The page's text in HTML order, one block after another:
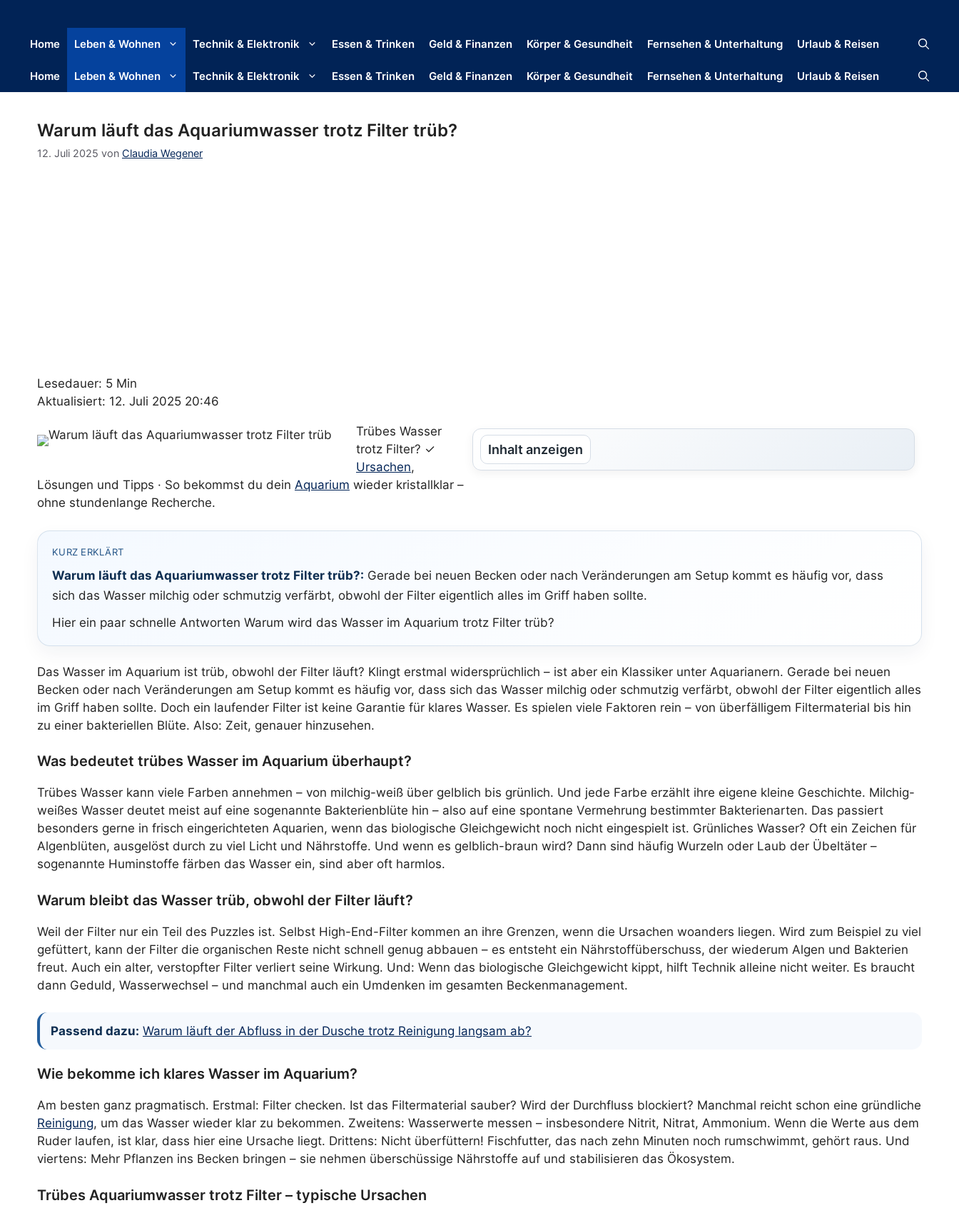
Home Leben & Wohnen Technik & Elektronik Essen & Trinken Geld & Finanzen Körper & Gesundheit Fernsehen & Unterhaltung Urlaub & Reisen
Home Leben & Wohnen Technik & Elektronik Essen & Trinken Geld & Finanzen Körper & Gesundheit Fernsehen & Unterhaltung Urlaub & Reisen
Warum läuft das Aquariumwasser trotz Filter trüb?
12. Juli 2025 von Claudia Wegener
Lesedauer: 5 Min
Aktualisiert: 12. Juli 2025 20:46
Inhalt anzeigen
Trübes Wasser
trotz Filter? ✓
Ursachen,
Lösungen und Tipps · So bekommst du dein Aquarium wieder kristallklar –
ohne stundenlange Recherche.
KURZ ERKLÄRT
Warum läuft das Aquariumwasser trotz Filter trüb?: Gerade bei neuen Becken oder nach Veränderungen am Setup kommt es häufig vor, dass
sich das Wasser milchig oder schmutzig verfärbt, obwohl der Filter eigentlich alles im Griff haben sollte.
Hier ein paar schnelle Antworten Warum wird das Wasser im Aquarium trotz Filter trüb?
Das Wasser im Aquarium ist trüb, obwohl der Filter läuft? Klingt erstmal widersprüchlich – ist aber ein Klassiker unter Aquarianern. Gerade bei neuen
Becken oder nach Veränderungen am Setup kommt es häufig vor, dass sich das Wasser milchig oder schmutzig verfärbt, obwohl der Filter eigentlich alles
im Griff haben sollte. Doch ein laufender Filter ist keine Garantie für klares Wasser. Es spielen viele Faktoren rein – von überfälligem Filtermaterial bis hin
zu einer bakteriellen Blüte. Also: Zeit, genauer hinzusehen.
Was bedeutet trübes Wasser im Aquarium überhaupt?
Trübes Wasser kann viele Farben annehmen – von milchig-weiß über gelblich bis grünlich. Und jede Farbe erzählt ihre eigene kleine Geschichte. Milchig-
weißes Wasser deutet meist auf eine sogenannte Bakterienblüte hin – also auf eine spontane Vermehrung bestimmter Bakterienarten. Das passiert
besonders gerne in frisch eingerichteten Aquarien, wenn das biologische Gleichgewicht noch nicht eingespielt ist. Grünliches Wasser? Oft ein Zeichen für
Algenblüten, ausgelöst durch zu viel Licht und Nährstoffe. Und wenn es gelblich-braun wird? Dann sind häufig Wurzeln oder Laub der Übeltäter –
sogenannte Huminstoffe färben das Wasser ein, sind aber oft harmlos.
Warum bleibt das Wasser trüb, obwohl der Filter läuft?
Weil der Filter nur ein Teil des Puzzles ist. Selbst High-End-Filter kommen an ihre Grenzen, wenn die Ursachen woanders liegen. Wird zum Beispiel zu viel
gefüttert, kann der Filter die organischen Reste nicht schnell genug abbauen – es entsteht ein Nährstoffüberschuss, der wiederum Algen und Bakterien
freut. Auch ein alter, verstopfter Filter verliert seine Wirkung. Und: Wenn das biologische Gleichgewicht kippt, hilft Technik alleine nicht weiter. Es braucht
dann Geduld, Wasserwechsel – und manchmal auch ein Umdenken im gesamten Beckenmanagement.
Passend dazu: Warum läuft der Abfluss in der Dusche trotz Reinigung langsam ab?
Wie bekomme ich klares Wasser im Aquarium?
Am besten ganz pragmatisch. Erstmal: Filter checken. Ist das Filtermaterial sauber? Wird der Durchfluss blockiert? Manchmal reicht schon eine gründliche
Reinigung, um das Wasser wieder klar zu bekommen. Zweitens: Wasserwerte messen – insbesondere Nitrit, Nitrat, Ammonium. Wenn die Werte aus dem
Ruder laufen, ist klar, dass hier eine Ursache liegt. Drittens: Nicht überfüttern! Fischfutter, das nach zehn Minuten noch rumschwimmt, gehört raus. Und
viertens: Mehr Pflanzen ins Becken bringen – sie nehmen überschüssige Nährstoffe auf und stabilisieren das Ökosystem.
Trübes Aquariumwasser trotz Filter – typische Ursachen